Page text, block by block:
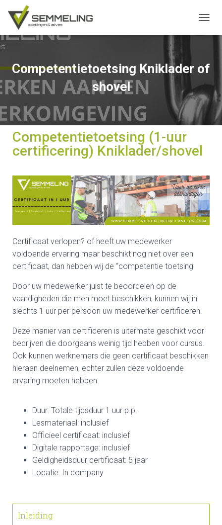
Competentietoetsing Kniklader of
shovel
Competentietoetsing (1-uur
certificering) Kniklader/shovel
Certificaat verlopen? of heeft uw medewerker
voldoende ervaring maar beschikt nog niet over een
certificaat, dan hebben wij de “competentie toetsing
Door uw medewerker juist te beoordelen op de
vaardigheden die men moet beschikken, kunnen wij in
slechts 1 uur per persoon uw medewerker certificeren.
Deze manier van certificeren is uitermate geschikt voor
bedrijven die doorgaans weinig tijd hebben voor cursus.
Ook kunnen werknemers die geen certificaat beschikken
hieraan deelnemen, echter zullen deze voldoende
ervaring moeten hebben.
Duur: Totale tijdsduur 1 uur p.p.
Lesmateriaal: inclusief
Officieel certificaat: inclusief
Digitale rapportage: inclusief
Geldigheidsduur certificaat: 5 jaar
Locatie: In company
Inleiding